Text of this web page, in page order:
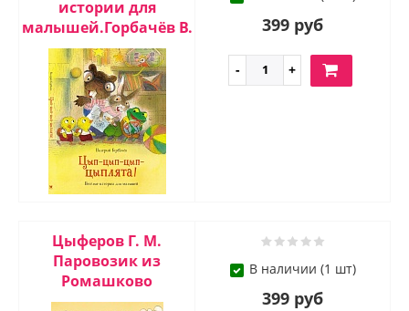
истории для
малышей.Горбачёв В.
399 руб
Цыферов Г. М.
Паровозик из
Ромашково
В наличии (1 шт)
399 руб